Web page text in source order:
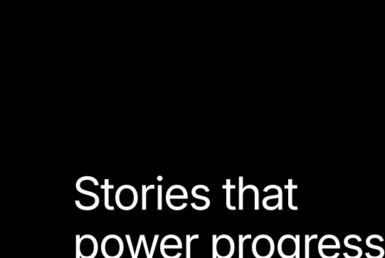
Stories that
power progress